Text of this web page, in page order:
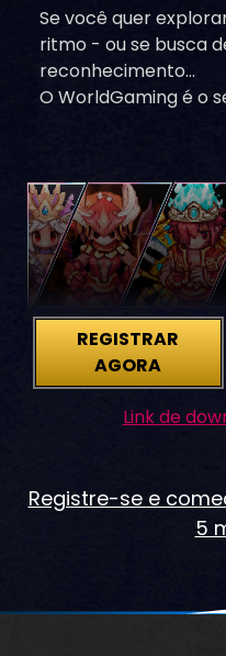
Se você quer
ritmo - ou se busca
reconhecimento…
O WorldGaming é o
REGISTRAR
AGORA
Link de
Registre-se e
5